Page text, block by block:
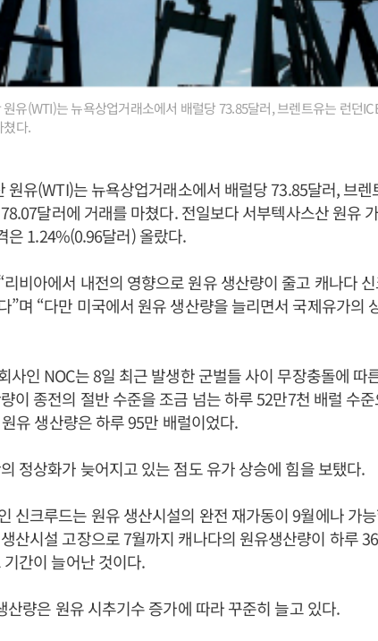
유(WTI)는 뉴욕상업거래소에서 배럴당 73.85달러, 브렌트유는 런던
쳤다.
원유(WTI)는 뉴욕상업거래소에서 배럴당 73.85달러, 브렌
달러에 거래를 마쳤다. 전일보다 서부텍사스산 원유
은 1.24%(0.96달러) 올랐다.
비아에서 내전의 영향으로 원유 생산량이 줄고 캐나다
”며 “다만 미국에서 원유 생산량을 늘리면서 국제유가의
사인 NOC는 8일 최근 발생한 군벌들 사이 무장충돌에 따
이 종전의 절반 수준을 조금 넘는 하루 52만7천 배럴 수
유 생산량은 하루 95만 배럴이었다.
정상화가 늦어지고 있는 점도 유가 상승에 힘을 보탰다.
신크루드는 원유 생산시설의 완전 재가동이 9월에나 가
산시설 고장으로 7월까지 캐나다의 원유생산량이 하루
간이 늘어난 것이다.
산량은 원유 시추기수 증가에 따라 꾸준히 늘고 있다.